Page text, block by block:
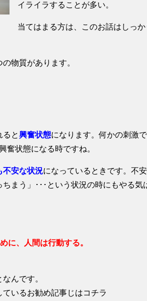
イライラすることが多い。
当てはまる方は、このお話はしっか
物質があります。
ると興奮状態になります。何かの刺激
奮状態になる時ですね。
不安な状況になっているときです。不
まう」･･･という状況の時にもやる気
に、人間は行動する。
んです。
ているお勧め記事じはコチラ